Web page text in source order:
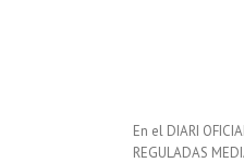
En el DIARI
REGULADAS